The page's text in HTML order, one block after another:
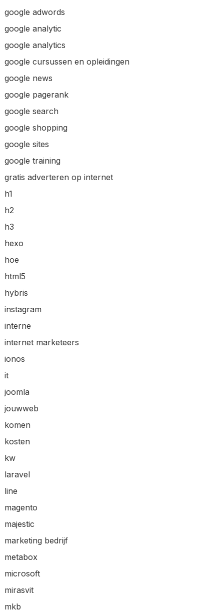
google adwords
google analytic
google analytics
google cursussen en opleidingen
google news
google pagerank
google search
google shopping
google sites
google training
gratis adverteren op internet
h1
h2
h3
hexo
hoe
html5
hybris
instagram
interne
internet marketeers
ionos
it
joomla
jouwweb
komen
kosten
kw
laravel
line
magento
majestic
marketing bedrijf
metabox
microsoft
mirasvit
mkb